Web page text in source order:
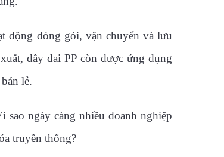
động đóng gói, vận chuyển và lưu
dây đai PP còn được ứng dụng
lẻ.
ngày càng nhiều doanh nghiệp
truyền thống?